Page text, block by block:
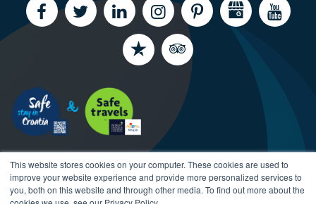
This website stores cookies on your computer. These cookies are used to
improve your website experience and provide more personalized services to
you, both on this website and through other media. To find out more about the